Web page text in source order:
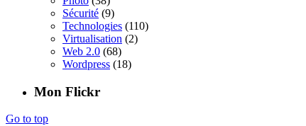
Sécurité (9)
Technologies (110)
Virtualisation (2)
Web 2.0 (68)
Wordpress (18)
Mon Flickr
Go to top